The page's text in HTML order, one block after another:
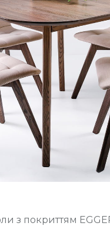
з покриттям